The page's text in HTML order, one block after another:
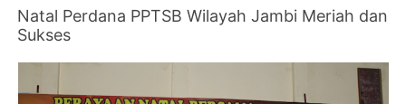
Natal Perdana PPTSB Wilayah Jambi Meriah dan
Sukses